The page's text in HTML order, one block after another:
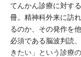
てんかん診療に対す
冊。精神科外来に訪
るのか、その発作を
必須である脳波判読
きたい」という診療